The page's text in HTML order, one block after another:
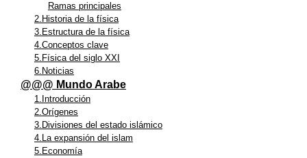
Ramas principales
2.Historia de la física
3.Estructura de la física
4.Conceptos clave
5.Física del siglo XXI
6.Noticias
@@@ Mundo Arabe
1.Introducción
2.Orígenes
3.Divisiones del estado islámico
4.La expansión del islam
5.Economía